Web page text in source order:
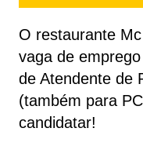
O restaurante
vaga de
de Atendente de
(também para
candidatar!